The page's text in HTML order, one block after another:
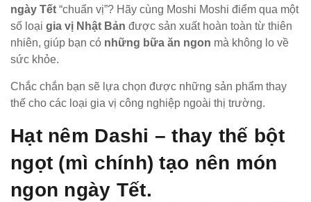
ngày Tết “chuẩn vị”? Hãy cùng Moshi Moshi điểm qua một
số loại gia vị Nhật Bản được sản xuất hoàn toàn từ thiên
nhiên, giúp bạn có những bữa ăn ngon mà không lo về
sức khỏe.
Chắc chắn bạn sẽ lựa chọn được những sản phẩm thay
thế cho các loại gia vị công nghiệp ngoài thị trường.
Hạt nêm Dashi – thay thế bột
ngọt (mì chính) tạo nên món
ngon ngày Tết.